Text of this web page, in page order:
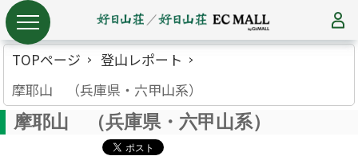
TOPページ
登山レポート
摩耶山 （兵庫県・六甲山系）
摩耶山 （兵庫県・六甲山系）